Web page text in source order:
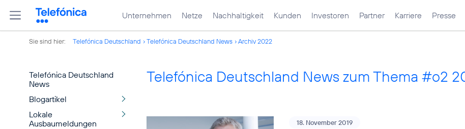
Unternehmen Netze Nachhaltigkeit Kunden Investoren Partner Karriere Presse
Sie sind hier: Telefónica Deutschland Telefónica Deutschland News Archiv 2022
Telefónica Deutschland
News
Blogartikel
Lokale
Ausbaumeldungen
Telefónica Deutschland News zum Thema #o2
18. November 2019